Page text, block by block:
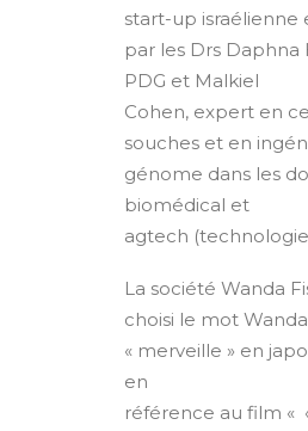
start-up israélienne
par les Drs Daphna
PDG et Malkiel
Cohen, expert en
souches et en
génome dans les
biomédical et
agtech
La société Wanda
choisi le mot
« merveille » en
en
référence au film «